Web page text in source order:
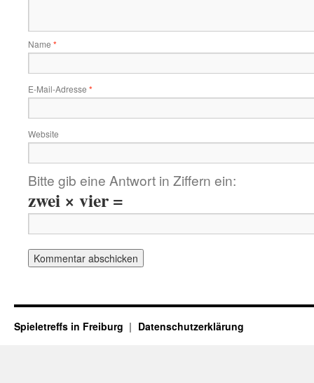
Name *
E-Mail-Adresse *
Website
Bitte gib eine Antwort in Ziffern ein:
zwei × vier =
Spieletreffs in Freiburg Datenschutzerklärung